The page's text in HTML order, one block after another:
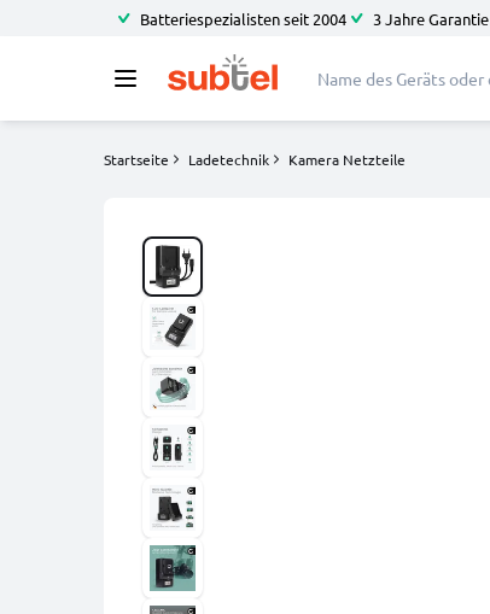
Batteriespezialisten seit 2004 3 Jahre Garantie
Startseite Ladetechnik Kamera Netzteile